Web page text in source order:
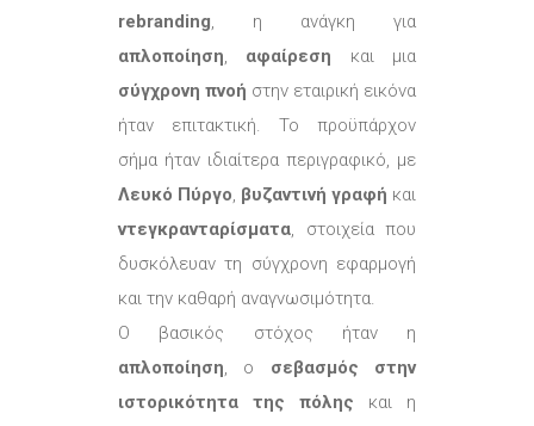
rebranding, η ανάγκη για
απλοποίηση, αφαίρεση και μια
σύγχρονη πνοή στην εταιρική εικόνα
ήταν επιτακτική. Το προϋπάρχον
σήμα ήταν ιδιαίτερα περιγραφικό, με
Λευκό Πύργο, βυζαντινή γραφή και
ντεγκρανταρίσματα, στοιχεία που
δυσκόλευαν τη σύγχρονη εφαρμογή
και την καθαρή αναγνωσιμότητα.
Ο βασικός στόχος ήταν η
απλοποίηση, ο σεβασμός στην
ιστορικότητα της πόλης και η